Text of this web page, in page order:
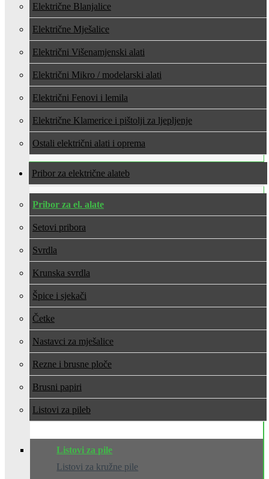
Električne Blanjalice
Električne Mješalice
Električni Višenamjenski alati
Električni Mikro / modelarski alati
Električni Fenovi i lemila
Električne Klamerice i pištolji za ljepljenje
Ostali električni alati i oprema
Pribor za električne alate
Pribor za el. alate
Setovi pribora
Svrdla
Krunska svrdla
Špice i sjekači
Četke
Nastavci za mješalice
Rezne i brusne ploče
Brusni papiri
Listovi za pile
Listovi za pile
Listovi za kružne pile